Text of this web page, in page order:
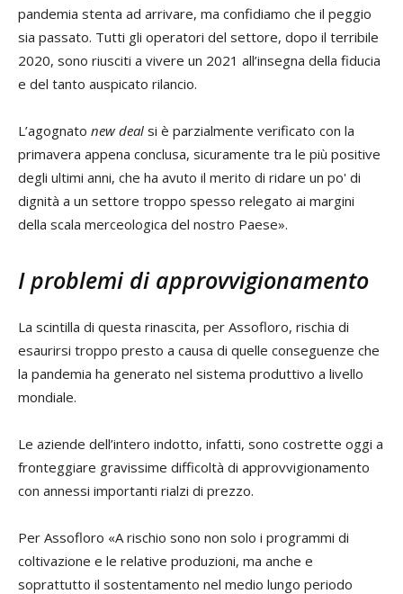
pandemia stenta ad arrivare, ma confidiamo che il peggio
sia passato. Tutti gli operatori del settore, dopo il terribile
2020, sono riusciti a vivere un 2021 all’insegna della fiducia
e del tanto auspicato rilancio.
L’agognato new deal si è parzialmente verificato con la
primavera appena conclusa, sicuramente tra le più positive
degli ultimi anni, che ha avuto il merito di ridare un po' di
dignità a un settore troppo spesso relegato ai margini
della scala merceologica del nostro Paese».
I problemi di approvvigionamento
La scintilla di questa rinascita, per Assofloro, rischia di
esaurirsi troppo presto a causa di quelle conseguenze che
la pandemia ha generato nel sistema produttivo a livello
mondiale.
Le aziende dell’intero indotto, infatti, sono costrette oggi a
fronteggiare gravissime difficoltà di approvvigionamento
con annessi importanti rialzi di prezzo.
Per Assofloro «A rischio sono non solo i programmi di
coltivazione e le relative produzioni, ma anche e
soprattutto il sostentamento nel medio lungo periodo